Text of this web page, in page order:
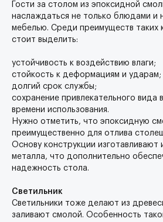
Гости за столом из эпоксидной
наслаждаться не только блюдами и
мебелью. Среди преимуществ таких
стоит выделить:
устойчивость к воздействию влаги;
стойкость к деформациям и ударам;
долгий срок службы;
сохранение привлекательного вида
времени использования.
Нужно отметить, что эпоксидную
преимущественно для отлива
Основу конструкции изготавливают
металла, что дополнительно
надежность стола.
Светильник
Светильники тоже делают из
заливают смолой. Особенность